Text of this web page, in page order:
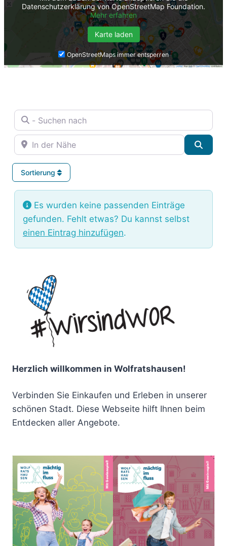
Datenschutzerklärung von OpenStreetMap Foundation.
Mehr erfahren
Karte laden
OpenStreetMaps immer entsperren
- Suchen nach
In der Nähe
Sortierung
Es wurden keine passenden Einträge
gefunden. Fehlt etwas? Du kannst selbst
einen Eintrag hinzufügen.
Herzlich willkommen in Wolfratshausen!
Verbinden Sie Einkaufen und Erleben in unserer
schönen Stadt. Diese Webseite hilft Ihnen beim
Entdecken aller Angebote.